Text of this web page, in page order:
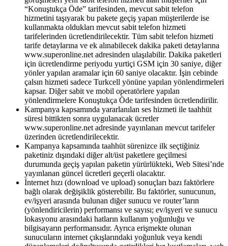
“Konuştukça Öde” tarifesinden, mevcut sabit telefon
hizmetini taşıyarak bu pakete geçiş yapan müşterilerde ise
kullanmakta oldukları mevcut sabit telefon hizmeti
tarifelerinden ücretlendirilecektir. Tüm sabit telefon hizmeti
tarife detaylarına ve ek alınabilecek dakika paketi detaylarına
www.superonline.net adresinden ulaşılabilir. Dakika paketleri
için ücretlendirme periyodu yurtiçi GSM için 30 saniye, diğer
yönler yapılan aramalar için 60 saniye olacaktır. İşin cebinde
çalsın hizmeti sadece Turkcell yönüne yapılan yönlendirmeleri
kapsar. Diğer sabit ve mobil operatörlere yapılan
yönlendirmelere Konuştukça Öde tarifesinden ücretlendirilir.
Kampanya kapsamında yararlanılan ses hizmeti ile taahhüt
süresi bittikten sonra uygulanacak ücretler
www.superonline.net adresinde yayınlanan mevcut tarifeler
üzerinden ücretlendirilecektir.
Kampanya kapsamında taahhüt sürenizce ilk seçtiğiniz
paketiniz dışındaki diğer alt/üst paketlere geçilmesi
durumunda geçiş yapılan paketin yürürlükteki, Web Sitesi’nde
yayınlanan güncel ücretleri geçerli olacaktır.
İnternet hızı (download ve upload) sonuçları bazı faktörlere
bağlı olarak değişiklik gösterebilir. Bu faktörler, sunucunun,
ev/işyeri arasında bulunan diğer sunucu ve router’ların
(yönlendiricilerin) performansı ve sayısı; ev/işyeri ve sunucu
lokasyonu arasındaki hatların kullanım yoğunluğu ve
bilgisayarın performansıdır. Ayrıca erişmekte olunan
sunucuların internet çıkışlarındaki yoğunluk veya kendi